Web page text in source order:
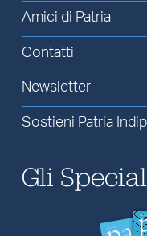
Amici di Patria
Contatti
Newsletter
Sostieni Patria
Gli